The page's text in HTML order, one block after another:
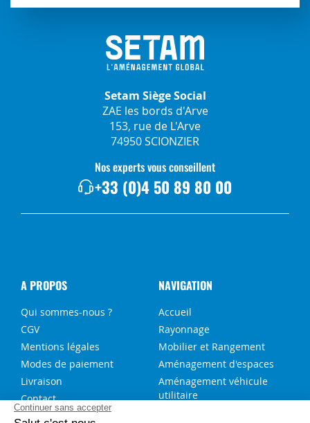
Setam Siège Social
ZAE les bords d'Arve
153, rue de L'Arve
74950 SCIONZIER
Nos experts vous conseillent
+33 (0)4 50 89 80 00
A PROPOS
Qui sommes-nous ?
CGV
Mentions légales
Modes de paiement
Livraison
Contact
NAVIGATION
Accueil
Rayonnage
Mobilier et Rangement
Aménagement d'espaces
Aménagement véhicule
utilitaire